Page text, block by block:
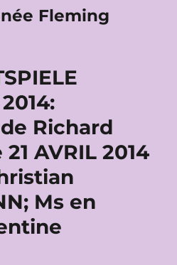
Fleming
Richard
21 AVRIL 2014
Ms en